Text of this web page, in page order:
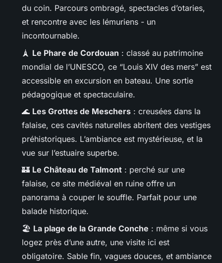
du coin. Parcours ombragé, spectacles d’otaries,
et rencontre avec les lémuriens - un
incontournable.
🗼 Le Phare de Cordouan : classé au patrimoine
mondial de l’UNESCO, ce “Louis XIV des mers” est
accessible en excursion en bateau. Une sortie
pédagogique et spectaculaire.
🌊 Les Grottes de Meschers : creusées dans la
falaise, ces cavités naturelles abritent des vestiges
préhistoriques. L’ambiance est mystérieuse, et la
vue sur l’estuaire superbe.
🏰 Le Château de Talmont : perché sur une
falaise, ce site médiéval en ruine offre un
panorama à couper le souffle. Parfait pour une
balade historique.
🏖️ La plage de la Grande Conche : même si vous
logez près d’une autre, une visite ici est
obligatoire. Sable fin, vagues douces, et ambiance